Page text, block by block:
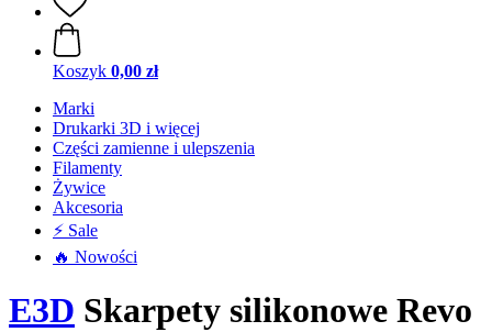
Koszyk 0,00 zł
Marki
Drukarki 3D i więcej
Części zamienne i ulepszenia
Filamenty
Żywice
Akcesoria
⚡ Sale
🔥 Nowości
E3D Skarpety silikonowe Revo